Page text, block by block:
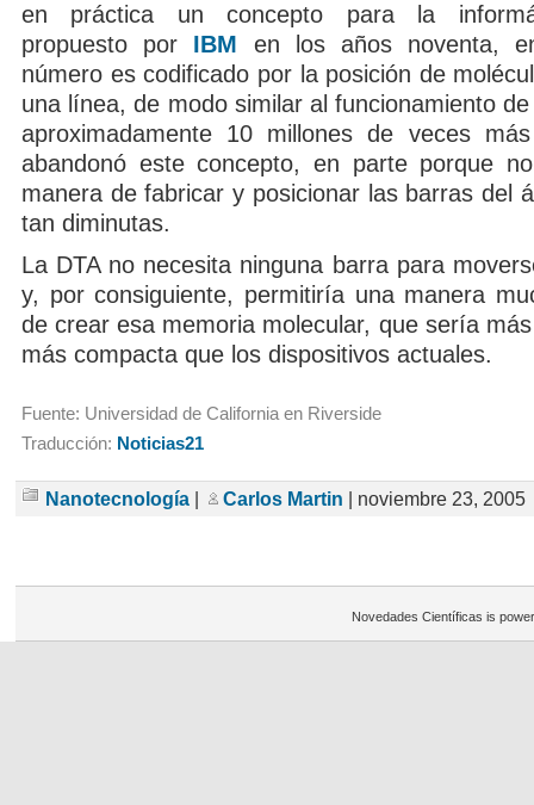
en práctica un concepto para la
propuesto por IBM en los años noventa,
número es codificado por la posición de
una línea, de modo similar al funcionamiento
aproximadamente 10 millones de veces
abandonó este concepto, en parte porque
manera de fabricar y posicionar las barras del
tan diminutas.
La DTA no necesita ninguna barra para
y, por consiguiente, permitiría una manera
de crear esa memoria molecular, que sería
más compacta que los dispositivos actuales.
Fuente: Universidad de California en Riverside
Traducción: Noticias21
Nanotecnología Carlos Martin | noviembre 23, 2005
Novedades Científicas is